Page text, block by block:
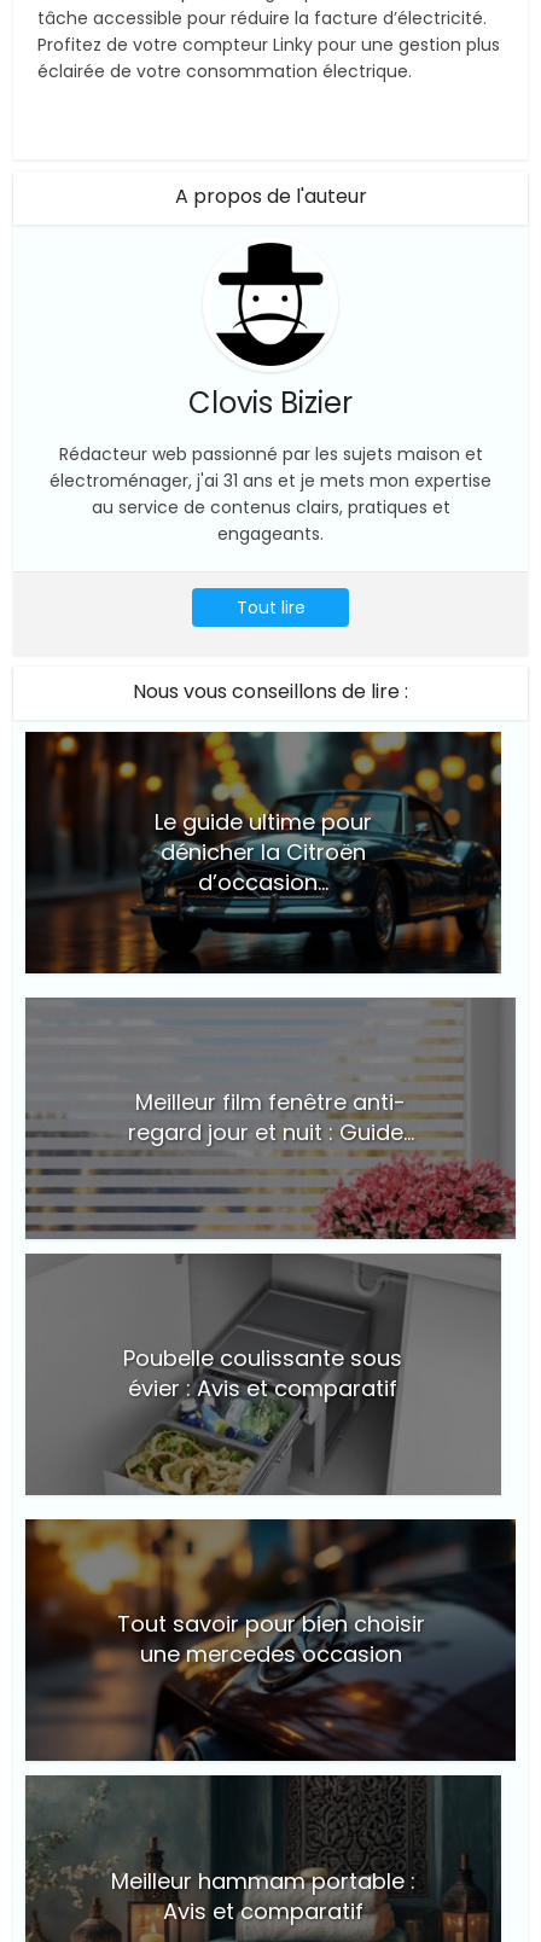
tâche accessible pour réduire la facture d’électricité.
Profitez de votre compteur Linky pour une gestion plus
éclairée de votre consommation électrique.
A propos de l'auteur
Clovis Bizier
Rédacteur web passionné par les sujets maison et
électroménager, j'ai 31 ans et je mets mon expertise
au service de contenus clairs, pratiques et
engageants.
Tout lire
Nous vous conseillons de lire :
Le guide ultime pour
dénicher la Citroën
d’occasion...
© Suite101
Meilleur film fenêtre anti-
regard jour et nuit : Guide...
Poubelle coulissante sous
évier : Avis et comparatif
© Suite101
Tout savoir pour bien choisir
une mercedes occasion
Meilleur hammam portable :
Avis et comparatif